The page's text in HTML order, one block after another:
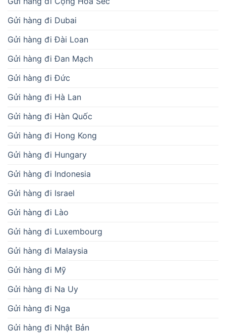
Gửi hàng đi Dubai
Gửi hàng đi Đài Loan
Gửi hàng đi Đan Mạch
Gửi hàng đi Đức
Gửi hàng đi Hà Lan
Gửi hàng đi Hàn Quốc
Gửi hàng đi Hong Kong
Gửi hàng đi Hungary
Gửi hàng đi Indonesia
Gửi hàng đi Israel
Gửi hàng đi Lào
Gửi hàng đi Luxembourg
Gửi hàng đi Malaysia
Gửi hàng đi Mỹ
Gửi hàng đi Na Uy
Gửi hàng đi Nga
Gửi hàng đi Nhật Bản